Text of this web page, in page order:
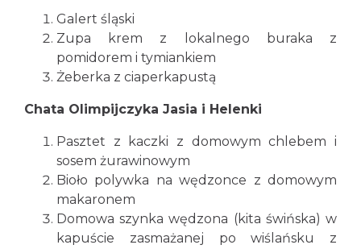
Galert śląski
Zupa krem z lokalnego buraka z
pomidorem i tymiankiem
Żeberka z ciaperkapustą
Chata Olimpijczyka Jasia i Helenki
Pasztet z kaczki z domowym chlebem i
sosem żurawinowym
Bioło polywka na wędzonce z domowym
makaronem
Domowa szynka wędzona (kita świńska) w
kapuście zasmażanej po wiślańsku z